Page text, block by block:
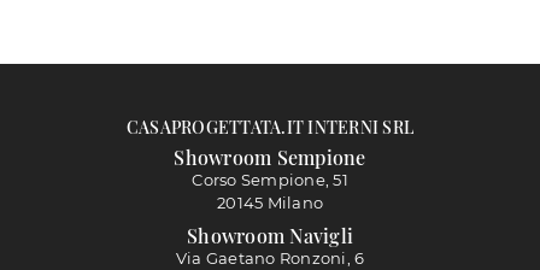
CASAPROGETTATA.IT INTERNI SRL
Showroom Sempione
Corso Sempione, 51
20145 Milano
Showroom Navigli
Via Gaetano Ronzoni, 6